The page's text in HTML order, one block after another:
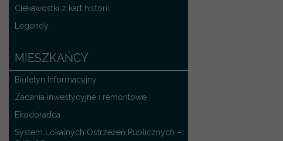
Ciekawostki z kart historii
Legendy
MIESZKAŃCY
Biuletyn Informacyjny
Zadania inwestycyjne i remontowe
Ekodoradca
System Lokalnych Ostrzeżeń Publicznych –